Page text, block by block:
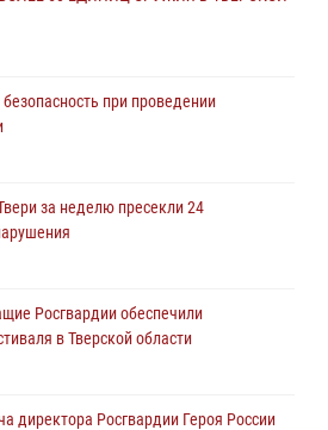
при проведении
за неделю пресекли 24
Росгвардии обеспечили
в Тверской области
директора Росгвардии Героя России